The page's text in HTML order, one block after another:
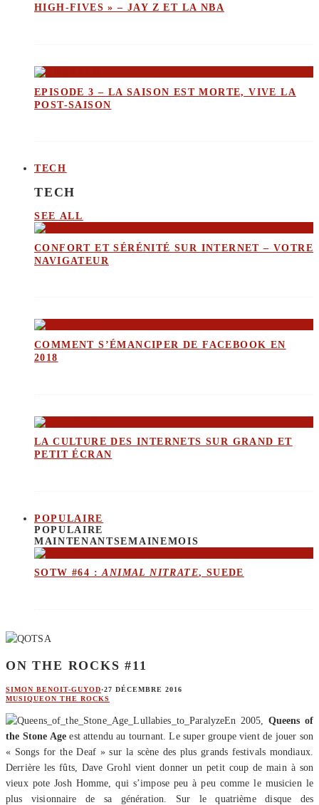
HIGH-FIVES » – JAY Z ET LA NBA
EPISODE 3 – LA SAISON EST MORTE, VIVE LA
POST-SAISON
TECH
TECH
SEE ALL
CONFORT ET SÉRÉNITÉ SUR INTERNET – VOTRE
NAVIGATEUR
COMMENT S’ÉMANCIPER DE FACEBOOK EN
2018
LA CULTURE DES INTERNETS SUR GRAND ET
PETIT ÉCRAN
POPULAIRE
POPULAIRE
MAINTENANTSEMAINEMOIS
SOTW #64 :ANIMAL NITRATE, SUEDE
ON THE ROCKS #11
SIMON BENOIT-GUYOD·27 DÉCEMBRE 2016
MUSIQUEON THE ROCKS
En 2005, Queens of
the Stone Age est attendu au tournant. Le super groupe vient de jouer son
« Songs for the Deaf » sur la scène des plus grands festivals mondiaux.
Derrière les fûts, Dave Grohl vient donner un petit coup de main à son
vieux pote Josh Homme, qui s’impose peu à peu comme le musicien le
plus visionnaire de sa génération. Sur le quatrième disque des